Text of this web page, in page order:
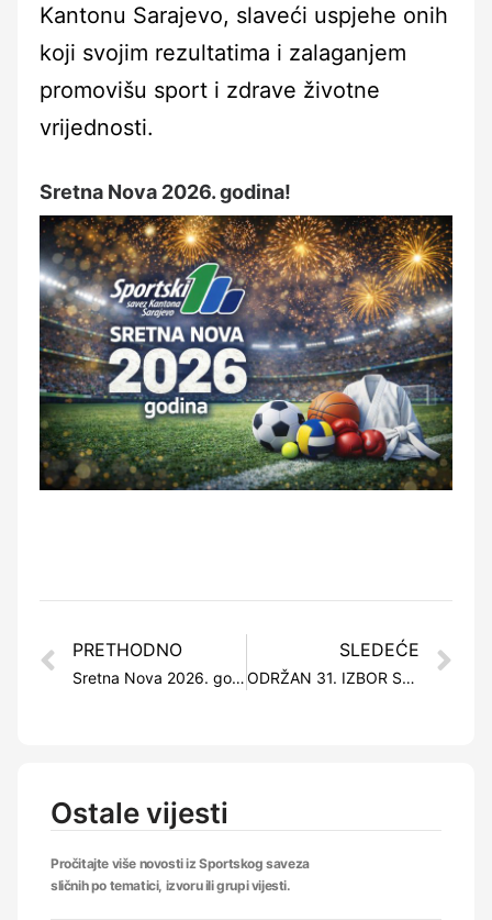
Kantonu Sarajevo, slaveći uspjehe onih
koji svojim rezultatima i zalaganjem
promovišu sport i zdrave životne
vrijednosti.
Sretna Nova 2026. godina!
PRETHODNO
Sretna Nova 2026. godina!
SLEDEĆE
ODRŽAN 31. IZBOR SPORTISTE KANTONA SARAJEVO
Ostale vijesti
Pročitajte više novosti iz Sportskog saveza
sličnih po tematici, izvoru ili grupi vijesti.